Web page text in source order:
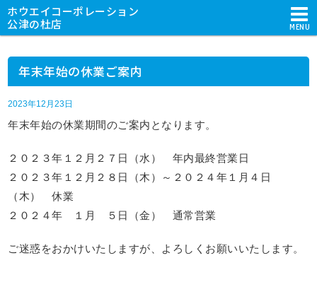
MENU
ホウエイコーポレーション
公津の杜店
年末年始の休業ご案内
2023年12月23日
年末年始の休業期間のご案内となります。
２０２３年１２月２７日（水） 年内最終営業日
２０２３年１２月２８日（木）～２０２４年１月４日
（木） 休業
２０２４年 １月 ５日（金） 通常営業
ご迷惑をおかけいたしますが、よろしくお願いいたします。